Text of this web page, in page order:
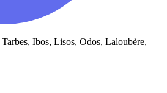
Tarbes, Ibos, Lisos, Odos, Laloubère,